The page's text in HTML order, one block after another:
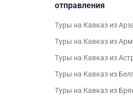
отправления
Туры на Кавказ из
Туры на Кавказ из
Туры на Кавказ из
Туры на Кавказ из
Туры на Кавказ из